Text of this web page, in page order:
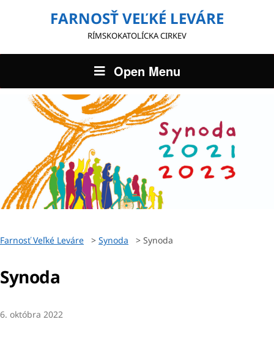
FARNOSŤ VEĽKÉ LEVÁRE
RÍMSKOKATOLÍCKA CIRKEV
Open Menu
Farnosť Veľké Leváre > Synoda > Synoda
Synoda
6. októbra 2022